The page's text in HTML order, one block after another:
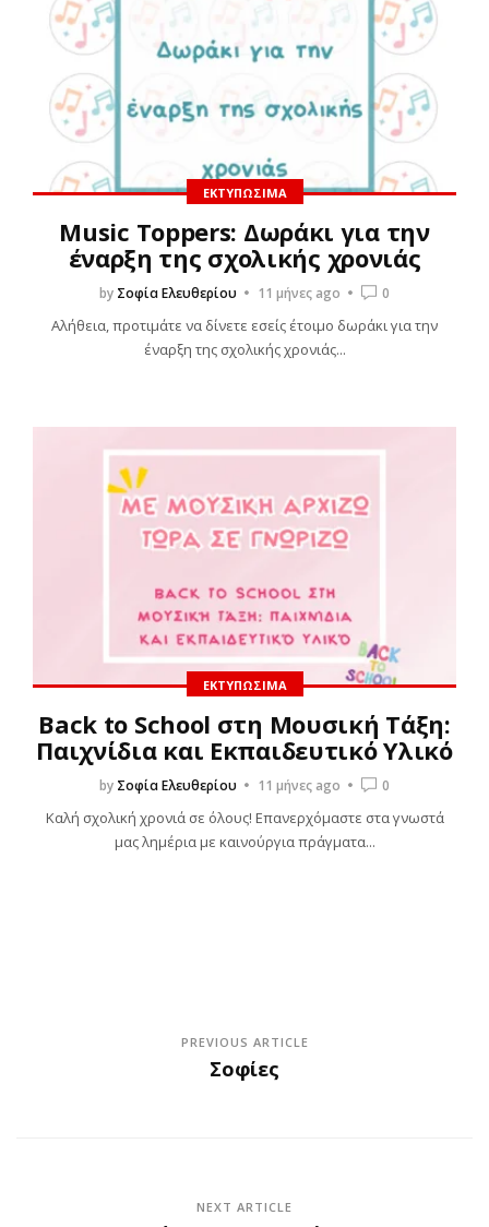
ΕΚΤΥΠΏΣΙΜΑ
Music Toppers: Δωράκι για την
έναρξη της σχολικής χρονιάς
by Σοφία Ελευθερίου 11 μήνες ago 0
Αλήθεια, προτιμάτε να δίνετε εσείς έτοιμο δωράκι για την
έναρξη της σχολικής χρονιάς...
ΕΚΤΥΠΏΣΙΜΑ
Back to School στη Μουσική Τάξη:
Παιχνίδια και Εκπαιδευτικό Υλικό
by Σοφία Ελευθερίου 11 μήνες ago 0
Καλή σχολική χρονιά σε όλους! Επανερχόμαστε στα γνωστά
μας λημέρια με καινούργια πράγματα...
PREVIOUS ARTICLE
Σοφίες
NEXT ARTICLE